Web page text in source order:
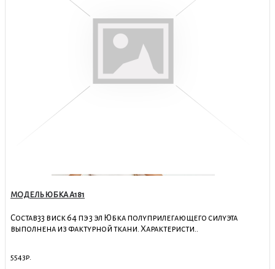
МОДЕЛЬ ЮБКА А181
Состав33 виск 64 пэ 3 эл Юбка полуприлегающего силуэта
выполнена из фактурной ткани. Характеристи..
5543р.